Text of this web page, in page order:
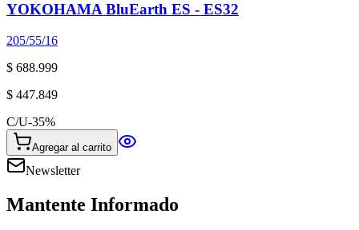
YOKOHAMA BluEarth ES - ES32
205/55/16
$ 688.999
$ 447.849
C/U-35%
Agregar al carrito
Newsletter
Mantente Informado